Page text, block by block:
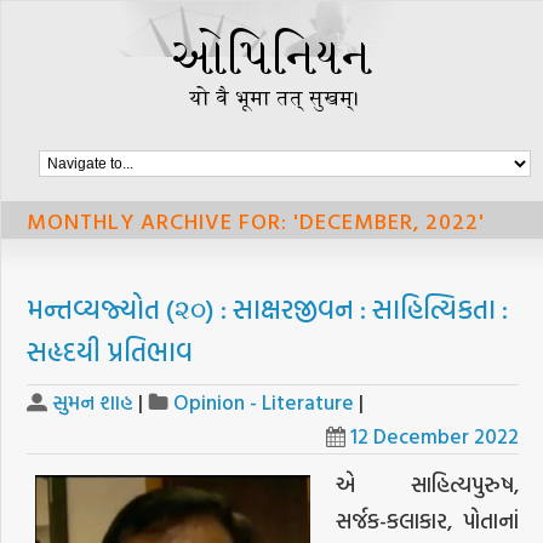
MONTHLY ARCHIVE FOR: 'DECEMBER, 2022'
મન્તવ્યજ્યોત (૨૦) : સાક્ષરજીવન : સાહિત્યિકતા :
સહૃદયી પ્રતિભાવ
સુમન શાહ | Opinion - Literature |
12 December 2022
એ સાહિત્યપુરુષ,
સર્જક-કલાકાર, પોતાનાં